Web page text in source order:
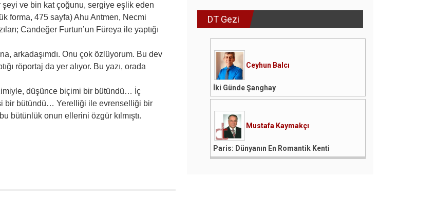
şeyi ve bin kat çoğunu, sergiye eşlik eden
forma, 475 sayfa) Ahu Antmen, Necmi
Candeğer Furtun’un Füreya ile yaptığı
arkadaşımdı. Onu çok özlüyorum. Bu dev
röportaj da yer alıyor. Bu yazı, orada
düşünce biçimi bir bütündü… İç
bir bütündü… Yerelliği ile evrenselliği bir
bütünlük onun ellerini özgür kılmıştı.
DT Gezi
Ceyhun Balcı
İki Günde Şanghay
Mustafa Kaymakçı
Paris: Dünyanın En Romantik Kenti